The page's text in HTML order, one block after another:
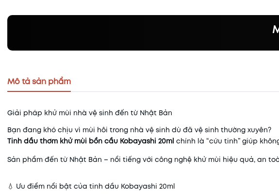
Mô tả sản phẩm
Giải pháp khử mùi nhà vệ sinh đến từ Nhật Bản
Bạn đang khó chịu vì mùi hôi trong nhà vệ sinh dù đã vệ sinh thường xuyên?
Tinh dầu thơm khử mùi bồn cầu Kobayashi 20ml chính là “cứu tinh” giúp
Sản phẩm đến từ Nhật Bản – nổi tiếng với công nghệ khử mùi hiệu quả, an
💧 Ưu điểm nổi bật của tinh dầu Kobayashi 20ml